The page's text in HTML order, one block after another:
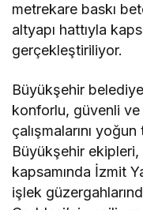
metrekare baskı
altyapı hattıyla
gerçekleştiriliyor.
Büyükşehir
konforlu, güvenli
çalışmalarını
Büyükşehir ekipleri,
kapsamında İzmit
işlek